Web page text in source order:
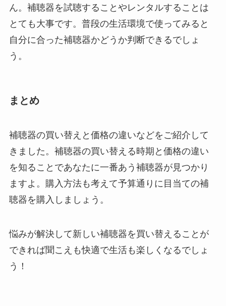
ん。補聴器を試聴することやレンタルすることは
とても大事です。普段の生活環境で使ってみると
自分に合った補聴器かどうか判断できるでしょ
う。
まとめ
補聴器の買い替えと価格の違いなどをご紹介して
きました。補聴器の買い替える時期と価格の違い
を知ることであなたに一番あう補聴器が見つかり
ますよ。購入方法も考えて予算通りに目当ての補
聴器を購入しましょう。
悩みが解決して新しい補聴器を買い替えることが
できれば聞こえも快適で生活も楽しくなるでしょ
う！